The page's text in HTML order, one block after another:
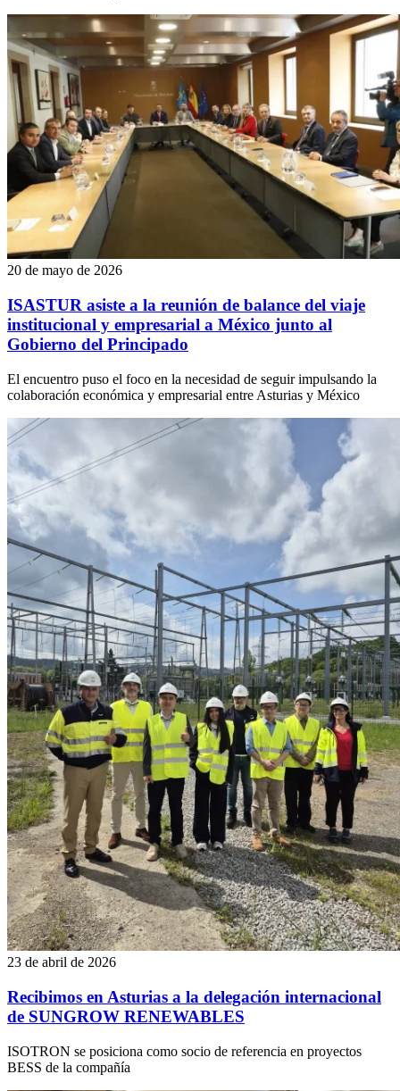
20 de mayo de 2026
ISASTUR asiste a la reunión de balance del viaje
institucional y empresarial a México junto al
Gobierno del Principado
El encuentro puso el foco en la necesidad de seguir impulsando la
colaboración económica y empresarial entre Asturias y México
23 de abril de 2026
Recibimos en Asturias a la delegación internacional
de SUNGROW RENEWABLES
ISOTRON se posiciona como socio de referencia en proyectos
BESS de la compañía